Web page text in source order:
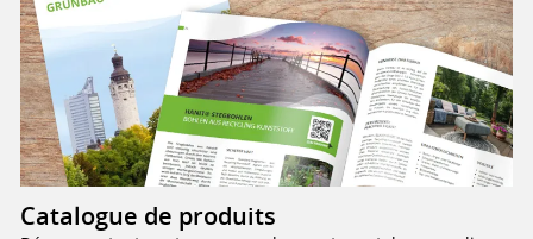
Catalogue de produits